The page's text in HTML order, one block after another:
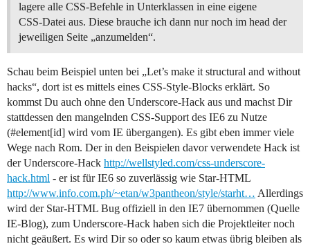
lagere alle CSS-Befehle in Unterklassen in eine eigene
CSS-Datei aus. Diese brauche ich dann nur noch im head der
jeweiligen Seite „anzumelden“.
Schau beim Beispiel unten bei „Let’s make it structural and without
hacks“, dort ist es mittels eines CSS-Style-Blocks erklärt. So
kommst Du auch ohne den Underscore-Hack aus und machst Dir
stattdessen den mangelnden CSS-Support des IE6 zu Nutze
(#element[id] wird vom IE übergangen). Es gibt eben immer viele
Wege nach Rom. Der in den Beispielen davor verwendete Hack ist
der Underscore-Hack http://wellstyled.com/css-underscore-
hack.html - er ist für IE6 so zuverlässig wie Star-HTML
http://www.info.com.ph/~etan/w3pantheon/style/starht… Allerdings
wird der Star-HTML Bug offiziell in den IE7 übernommen (Quelle
IE-Blog), zum Underscore-Hack haben sich die Projektleiter noch
nicht geäußert. Es wird Dir so oder so kaum etwas übrig bleiben als